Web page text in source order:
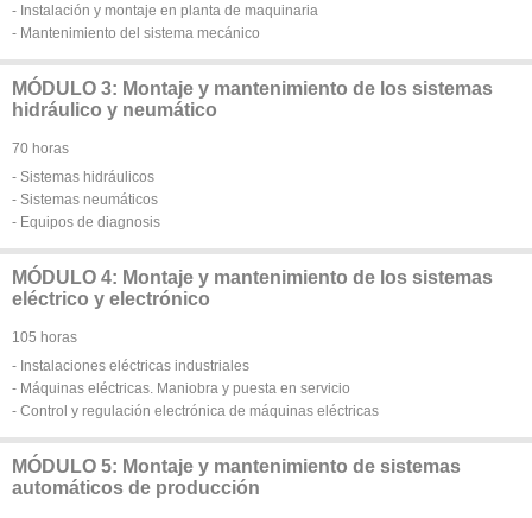
- Instalación y montaje en planta de maquinaria
- Mantenimiento del sistema mecánico
MÓDULO 3: Montaje y mantenimiento de los sistemas
hidráulico y neumático
70 horas
- Sistemas hidráulicos
- Sistemas neumáticos
- Equipos de diagnosis
MÓDULO 4: Montaje y mantenimiento de los sistemas
eléctrico y electrónico
105 horas
- Instalaciones eléctricas industriales
- Máquinas eléctricas. Maniobra y puesta en servicio
- Control y regulación electrónica de máquinas eléctricas
MÓDULO 5: Montaje y mantenimiento de sistemas
automáticos de producción